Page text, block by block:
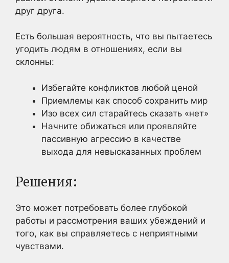
друг друга.
Есть большая вероятность, что вы пытаетесь
угодить людям в отношениях, если вы
склонны:
Избегайте конфликтов любой ценой
Приемлемы как способ сохранить мир
Изо всех сил старайтесь сказать «нет»
Начните обижаться или проявляйте
пассивную агрессию в качестве
выхода для невысказанных проблем
Решения:
Это может потребовать более глубокой
работы и рассмотрения ваших убеждений и
того, как вы справляетесь с неприятными
чувствами.